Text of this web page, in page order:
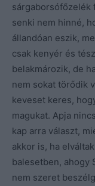
sárgaborsófőzelék
senki nem hinné,
állandóan eszik,
csak kenyér és
belakmározik, de
nem sokat törődik
keveset keres,
magukat. Apja
kap arra választ,
akkor is, ha
balesetben, ahogy
nem szeret